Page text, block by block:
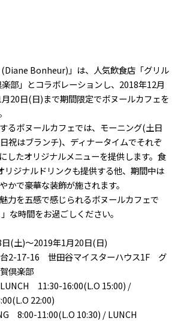
(Diane Bonheur)」は、人気飲食店「グリル
部」とコラボレーションし、2018年12月
20日(日)まで期間限定でボヌールカフェを
るボヌールカフェでは、モーニング(土日
祝はブランチ)、ディナータイムでそれぞ
したオリジナルメニューを提供します。食
リジナルドリンクも提供する他、期間中は
かで豪華な装飾が施されます。
力を五感で感じられるボヌールカフェで
な時間をお過ごしください。
(土)～2019年1月20日(日)
台2-17-16 世田谷マイスターハウス1F グ
倶楽部
11:30-16:00(L.O 15:00) /
22:00)
8:00-11:00(L.O 10:30) / LUNCH